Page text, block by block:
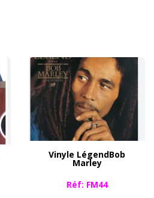
Vinyle LégendBob
Marley
​Réf: FM44